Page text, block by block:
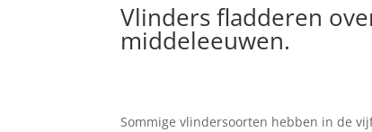
Vlinders fladderen
middeleeuwen.
Sommige vlindersoorten hebben in de